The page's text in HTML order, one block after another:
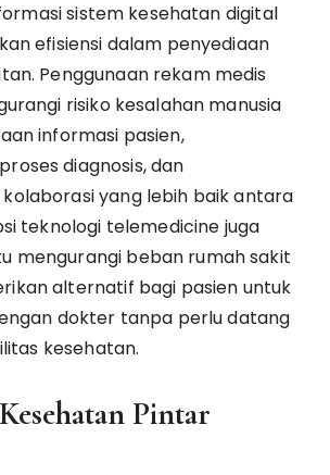
sistem kesehatan digital
efisiensi dalam penyediaan
Penggunaan rekam medis
risiko kesalahan manusia
informasi pasien,
diagnosis, dan
yang lebih baik antara
teknologi telemedicine juga
mengurangi beban rumah sakit
alternatif bagi pasien untuk
dokter tanpa perlu datang
kesehatan.
Pintar